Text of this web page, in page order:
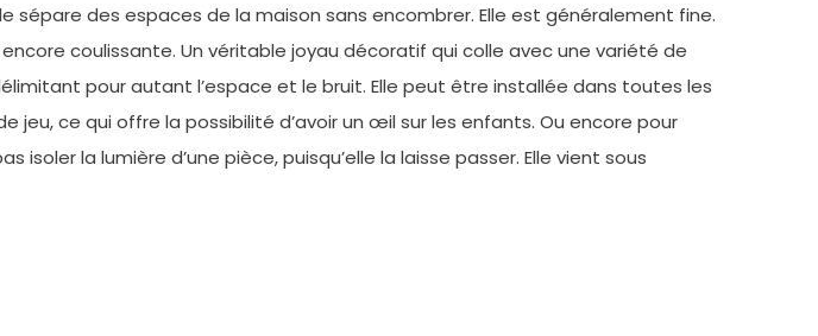
sépare des espaces de la maison sans encombrer. Elle est généralement fine.
coulissante. Un véritable joyau décoratif qui colle avec une variété de
pour autant l’espace et le bruit. Elle peut être installée dans toutes les
jeu, ce qui offre la possibilité d’avoir un œil sur les enfants. Ou encore pour
isoler la lumière d’une pièce, puisqu’elle la laisse passer. Elle vient sous